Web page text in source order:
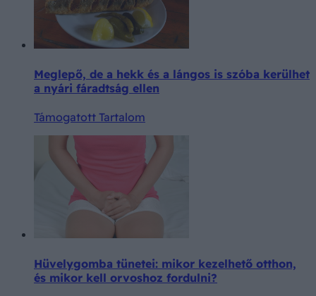
Meglepő, de a hekk és a lángos is szóba kerülhet
a nyári fáradtság ellen
Támogatott Tartalom
Hüvelygomba tünetei: mikor kezelhető otthon,
és mikor kell orvoshoz fordulni?